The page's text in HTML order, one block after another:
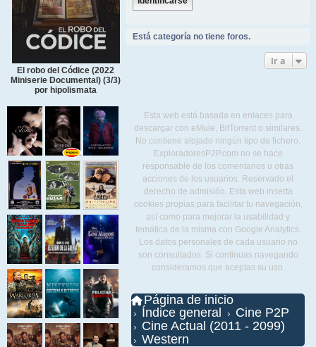
El robo del Códice (2022
Miniserie Documental) (3/3)
por hipolismata
Está categoría no tiene foros.
Ir a
Esta web está basada en enlaces para
descargar con eMule, BitTorrent o similares.
No contiene alojado ningún tipo de fichero.
ExploradoresP2P.com no se hace
responsable de los comentarios u otras
acciones de los usuarios. Reservado el
derecho de admisión. Esta web inserta
cookies propias para facilitar tu navegación,
así como para mejorar la usabilidad y
temática de la misma con Google Analytics.
Los datos personales de cada usuario no
son consultados. Si continuas navegando
consideramos que aceptas su uso.
Página de inicio
Índice general
Cine P2P
Cine Actual (2011 - 2099)
Western